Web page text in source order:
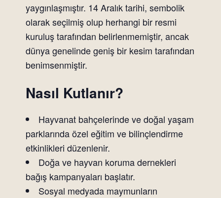
yaygınlaşmıştır. 14 Aralık tarihi, sembolik
olarak seçilmiş olup herhangi bir resmi
kuruluş tarafından belirlenmemiştir, ancak
dünya genelinde geniş bir kesim tarafından
benimsenmiştir.
Nasıl Kutlanır?
Hayvanat bahçelerinde ve doğal yaşam
parklarında özel eğitim ve bilinçlendirme
etkinlikleri düzenlenir.
Doğa ve hayvan koruma dernekleri
bağış kampanyaları başlatır.
Sosyal medyada maymunların